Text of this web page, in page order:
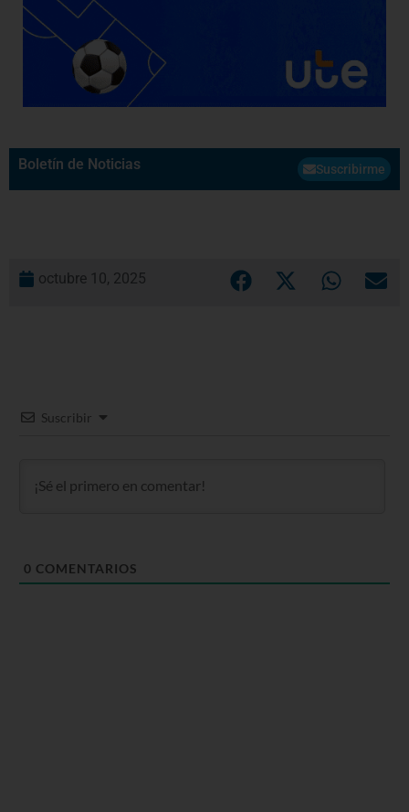
Boletín de Noticias Suscribirme
octubre 10, 2025
Suscribir
0 COMENTARIOS